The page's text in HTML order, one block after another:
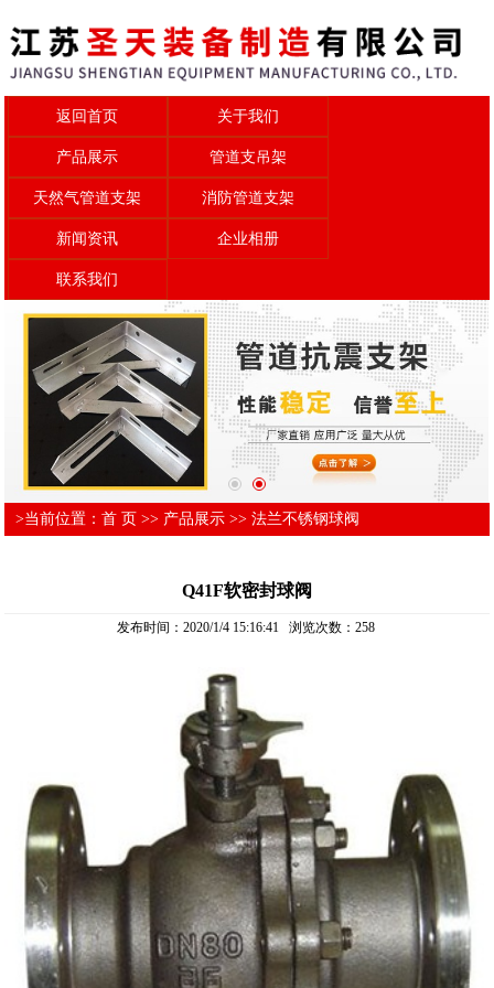
返回首页 关于我们
产品展示 管道支吊架
天然气管道支架 消防管道支架
新闻资讯 企业相册
联系我们
>当前位置：首 页 >> 产品展示 >>法兰不锈钢球阀
Q41F软密封球阀
发布时间：2020/1/4 15:16:41 浏览次数： 258